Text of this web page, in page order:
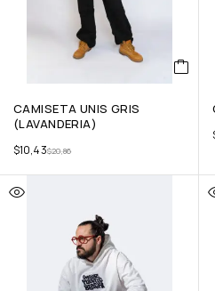
CAMISETA UNIS GRIS
(LAVANDERIA)
$20,86
$10,43